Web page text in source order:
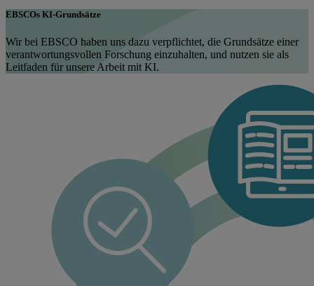
EBSCOs KI-Grundsätze
Wir bei EBSCO haben uns dazu verpflichtet, die Grundsätze einer
verantwortungsvollen Forschung einzuhalten, und nutzen sie als
Leitfaden für unsere Arbeit mit KI.